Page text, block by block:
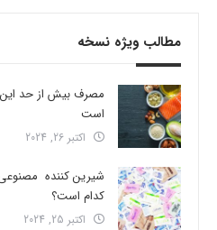
مطالب ویژه نسخه
است
اکتبر 26, 2024
شیرین کننده
کدام است؟
اکتبر 25, 2024